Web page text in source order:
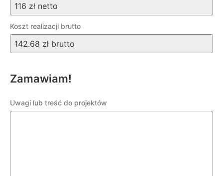
Koszt realizacji brutto
Zamawiam!
Uwagi lub treść do projektów